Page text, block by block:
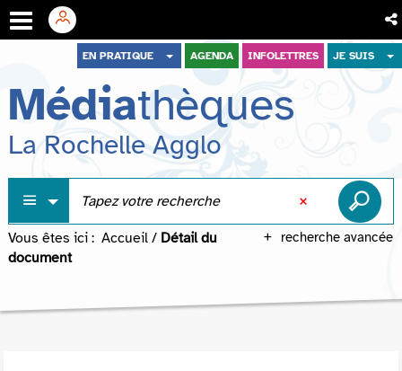
menu
contenu
recherche
EN PRATIQUE AGENDA INFOLETTRES JE SUIS
Médiathèques
La Rochelle Agglo
recherche avancée
Vous êtes ici : Accueil / Détail du
document